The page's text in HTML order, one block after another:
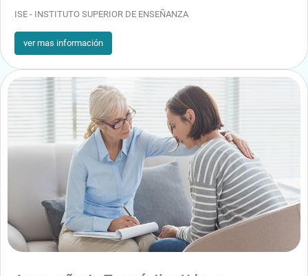
Accidentes o heridas
Ingestión accidental
Hemorragia nasal
Quemadura
Golpe en la cabeza
Picadura de abeja o avispa
Mordedura de animales
ISE - INSTITUTO SUPERIOR DE ENSEÑANZA
ver mas información